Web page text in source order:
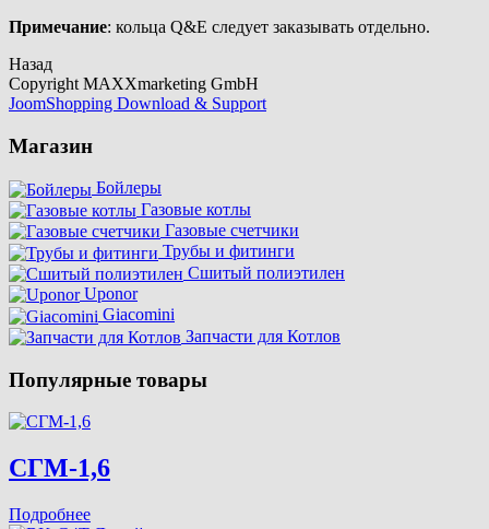
Примечание: кольца Q&E следует заказывать отдельно.
Назад
Copyright MAXXmarketing GmbH
JoomShopping Download & Support
Магазин
Бойлеры
Газовые котлы
Газовые счетчики
Трубы и фитинги
Сшитый полиэтилен
Uponor
Giacomini
Запчасти для Котлов
Популярные товары
СГМ-1,6
Подробнее